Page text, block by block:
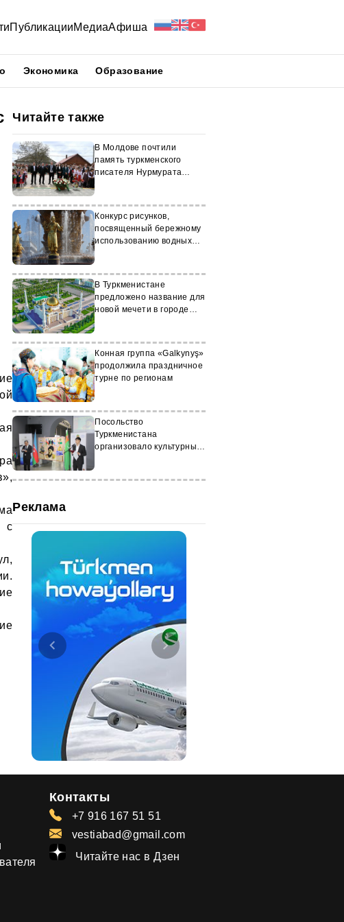
ПубликацииМедиаАфиша
Экономика Образование
с
Читайте также
В Молдове почтили
память туркменского
писателя Нурмурата
Конкурс рисунков,
посвященный бережному
использованию водных
В Туркменистане
предложено название для
новой мечети в городе
Конная группа «Galkynyş»
продолжила праздничное
турне по регионам
Посольство
Туркменистана
организовало культурные
Реклама
Контакты
+7 916 167 51 51
vestiabad@gmail.com
Читайте нас в Дзен